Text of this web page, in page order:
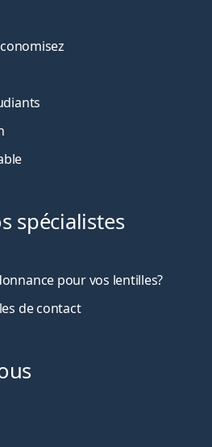
spécialistes
pour vos lentilles?
de contact